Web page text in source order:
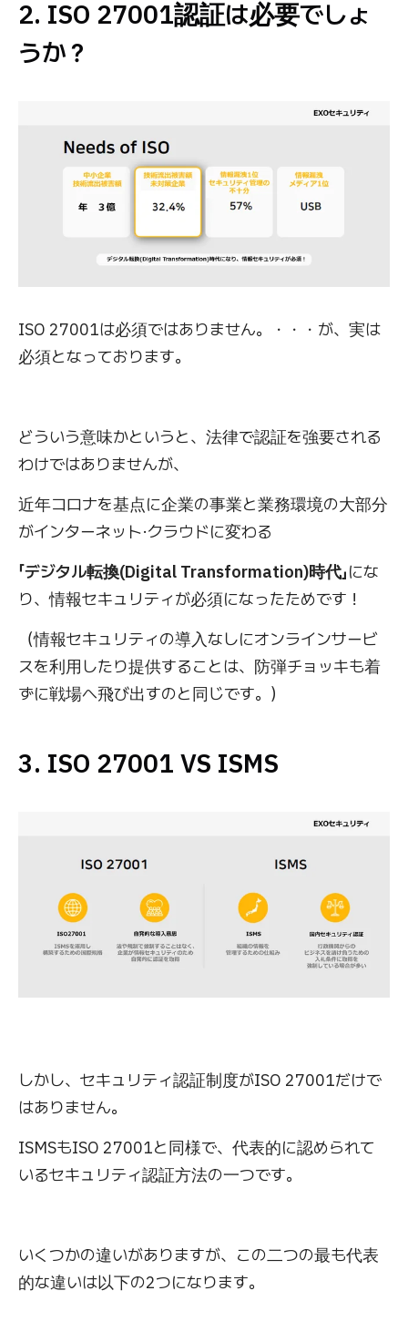
2. ISO 27001認証は必要でしょ
うか？
ISO 27001は必須ではありません。・・・が、実は
必須となっております。
どういう意味かというと、法律で認証を強要される
わけではありませんが、
近年コロナを基点に企業の事業と業務環境の大部分
がインターネット·クラウドに変わる
「デジタル転換(Digital Transformation)時代」にな
り、情報セキュリティが必須になったためです！
（情報セキュリティの導入なしにオンラインサービ
スを利用したり提供することは、防弾チョッキも着
ずに戦場へ飛び出すのと同じです。）
3. ISO 27001 VS ISMS
しかし、セキュリティ認証制度がISO 27001だけで
はありません。
ISMSもISO 27001と同様で、代表的に認められて
いるセキュリティ認証方法の一つです。
いくつかの違いがありますが、この二つの最も代表
的な違いは以下の2つになります。